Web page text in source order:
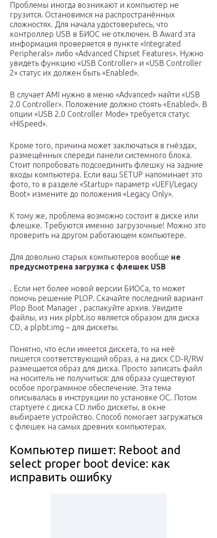
Проблемы иногда возникают и компьютер не
грузится. Остановимся на распространённых
сложностях. Для начала удостоверьтесь, что
контроллер USB в БИОС не отключен. В Award эта
информация проверяется в пункте «Integrated
Peripherals» либо «Advanced Chipset Features». Нужно
увидеть функцию «USB Controller» и «USB Controller
2» статус их должен быть «Enabled».
В случает AMI нужно в меню «Advanced» найти «USB
2.0 Controller». Положение должно стоять «Enabled». В
опции «USB 2.0 Controller Mode» требуется статус
«HiSpeed».
Кроме того, причина может заключаться в гнёздах,
размещённых спереди панели системного блока.
Стоит попробовать подсоединить флешку на задние
входы компьютера. Если ваш SETUP напоминает это
фото, то в разделе «Startup» параметр «UEFI/Legacy
Boot» измените до положения «Legacy Only».
К тому же, проблема возможно состоит в диске или
флешке. Требуются именно загрузочные! Можно это
проверить на другом работающем компьютере.
Для довольно старых компьютеров вообще не
предусмотрена загрузка с флешек USB
. Если нет более новой версии БИОСа, то может
помочь решение PLOP. Скачайте последний вариант
Plop Boot Manager , распакуйте архив. Увидите
файлы, из них plpbt.iso является образом для диска
CD, а plpbt.img – для дискеты.
Понятно, что если имеется дискета, то на неё
пишется соответствующий образ, а на диск CD-R/RW
размещается образ для диска. Просто записать файл
на носитель не получиться: для образа существуют
особое программное обеспечение. Эта тема
описывалась в инструкции по установке ОС. Потом
стартуете с диска CD либо дискеты, в окне
выбираете устройство. Способ помогает загружаться
с флешек на самых древних компьютерах.
Компьютер пишет: Reboot and
select proper boot device: как
исправить ошибку